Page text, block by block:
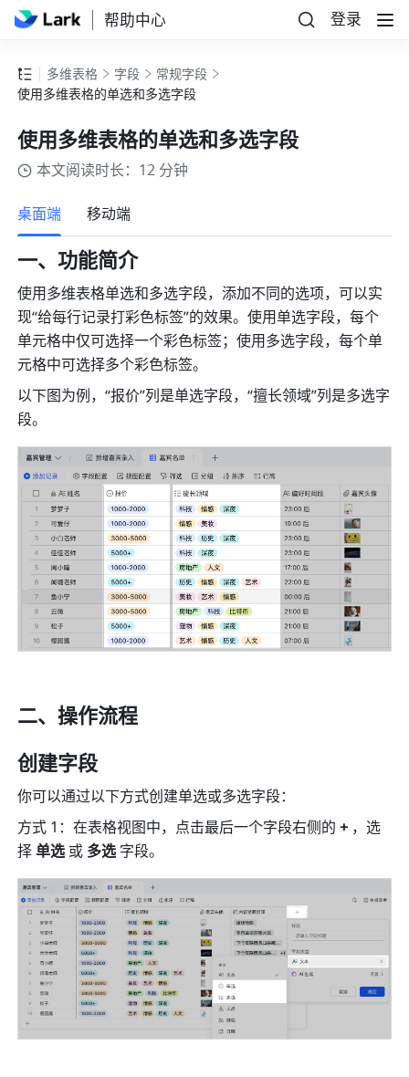
帮助中心 登录
多维表格 字段
常规字段
使用多维表格的单选和多选字段
使用多维表格的单选和多选字段
本文阅读时长：12 分钟
桌面端
移动端
一、功能简介
使用多维表格单选和多选字段，添加不同的选项，可以实
现“给每行记录打彩色标签”的效果。使用单选字段，每个
单元格中仅可选择一个彩色标签；使用多选字段，每个单
元格中可选择多个彩色标签。
以下图为例，“报价”列是单选字段，“擅长领域”列是多选字
段。
二、操作流程
创建字段
你可以通过以下方式创建单选或多选字段：
方式 1：在表格视图中，点击最后一个字段右侧的 + ，选
择 单选 或 多选 字段。